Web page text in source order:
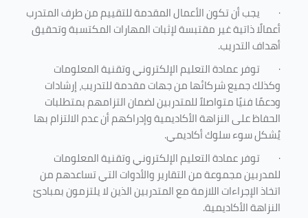
· يجب أن تكون الأعمال المقدمة للتقييم من طرف المتدرب
أعمالًا ذاتية غير مقتبسة لإثبات المهارات المكتسبة وتحقيق
أهداف التدريب.
· توفر عمادة التعليم الإلكتروني وتقنية المعلومات
وكذلك جميع شركائها من جهات مقدمة للتدريب، إرشادات
ودعمًا فنيًا متواصلاً للمتدربين لضمان التزامهم بمتطلبات
الحفاظ على النزاهة الأكاديمية وإدراكهم أن عدم الالتزام بها
يُشكل سوء سلوك أكاديمي.
· توفر عمادة التعليم الإلكتروني وتقنية المعلومات
للمدربين مجموعة من التقارير والأدوات التي تساعدهم من
اتخاذ الإجراءات اللازمة مع المتدربين الذين لا يلتزمون بمبادئ
النزاهة الأكاديمية.